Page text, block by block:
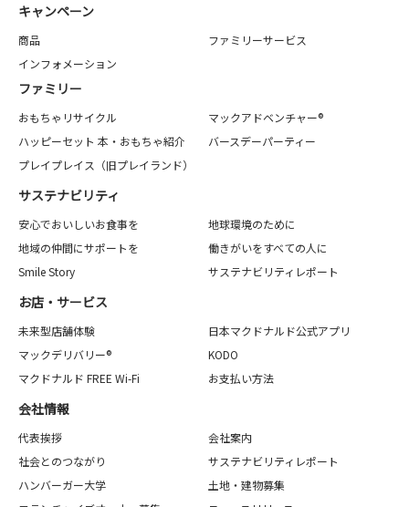
キャンペーン
商品
ファミリーサービス
インフォメーション
ファミリー
おもちゃリサイクル
マックアドベンチャー®
ハッピーセット 本・おもちゃ紹介
バースデーパーティー
プレイプレイス（旧プレイランド）
サステナビリティ
安心でおいしいお食事を
地球環境のために
地域の仲間にサポートを
働きがいをすべての人に
Smile Story
サステナビリティレポート
お店・サービス
未来型店舗体験
日本マクドナルド公式アプリ
マックデリバリー®
KODO
マクドナルド FREE Wi-Fi
お支払い方法
会社情報
代表挨拶
会社案内
社会とのつながり
サステナビリティレポート
ハンバーガー大学
土地・建物募集